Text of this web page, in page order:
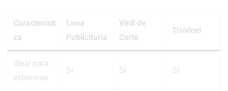
Característi
ca
Lona
Publicitaria
Vinil de
Corte
Trovicel
Ideal para
exteriores
Sí Sí Sí